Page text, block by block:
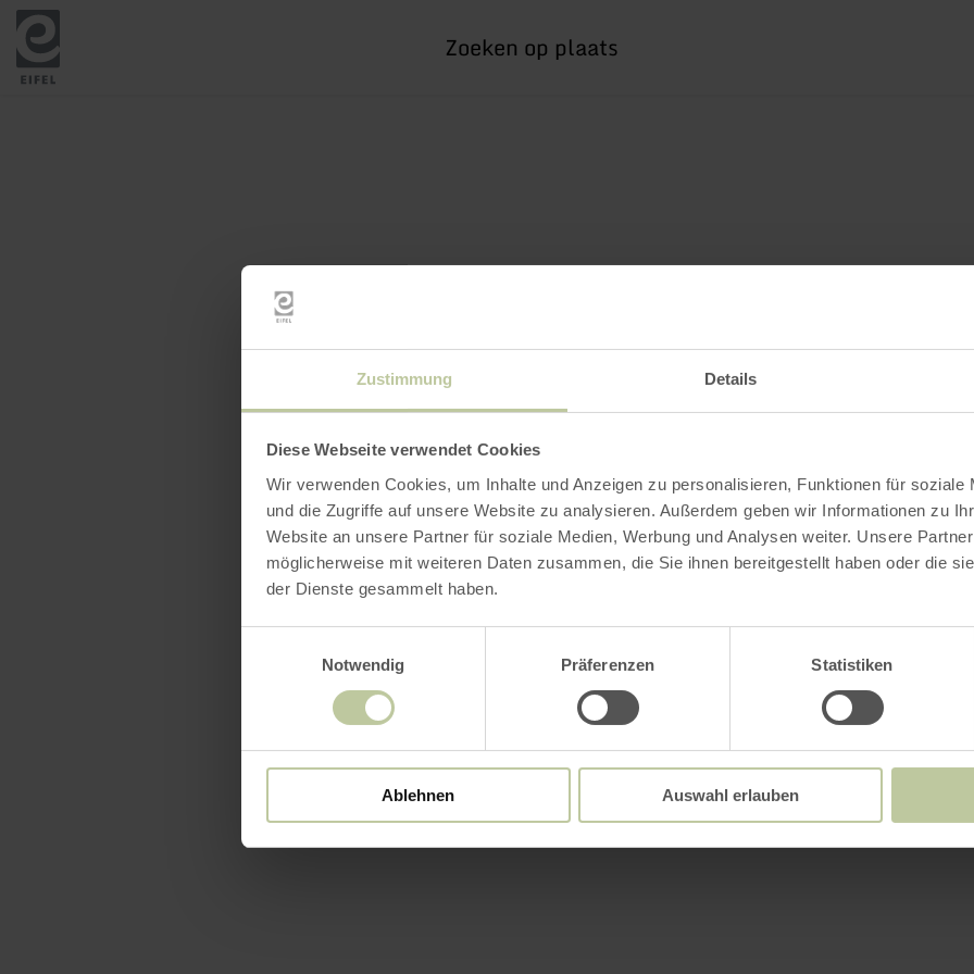
Zustimmung Details
Diese Webseite verwendet Cookies
Wir verwenden Cookies, um Inhalte und Anzeigen zu personalisieren, Funktionen für soziale
und die Zugriffe auf unsere Website zu analysieren. Außerdem geben wir Informationen zu
Website an unsere Partner für soziale Medien, Werbung und Analysen weiter. Unsere
möglicherweise mit weiteren Daten zusammen, die Sie ihnen bereitgestellt haben oder die
der Dienste gesammelt haben.
Notwendig
Präferenzen Statistiken
Ablehnen Auswahl erlauben
zoek